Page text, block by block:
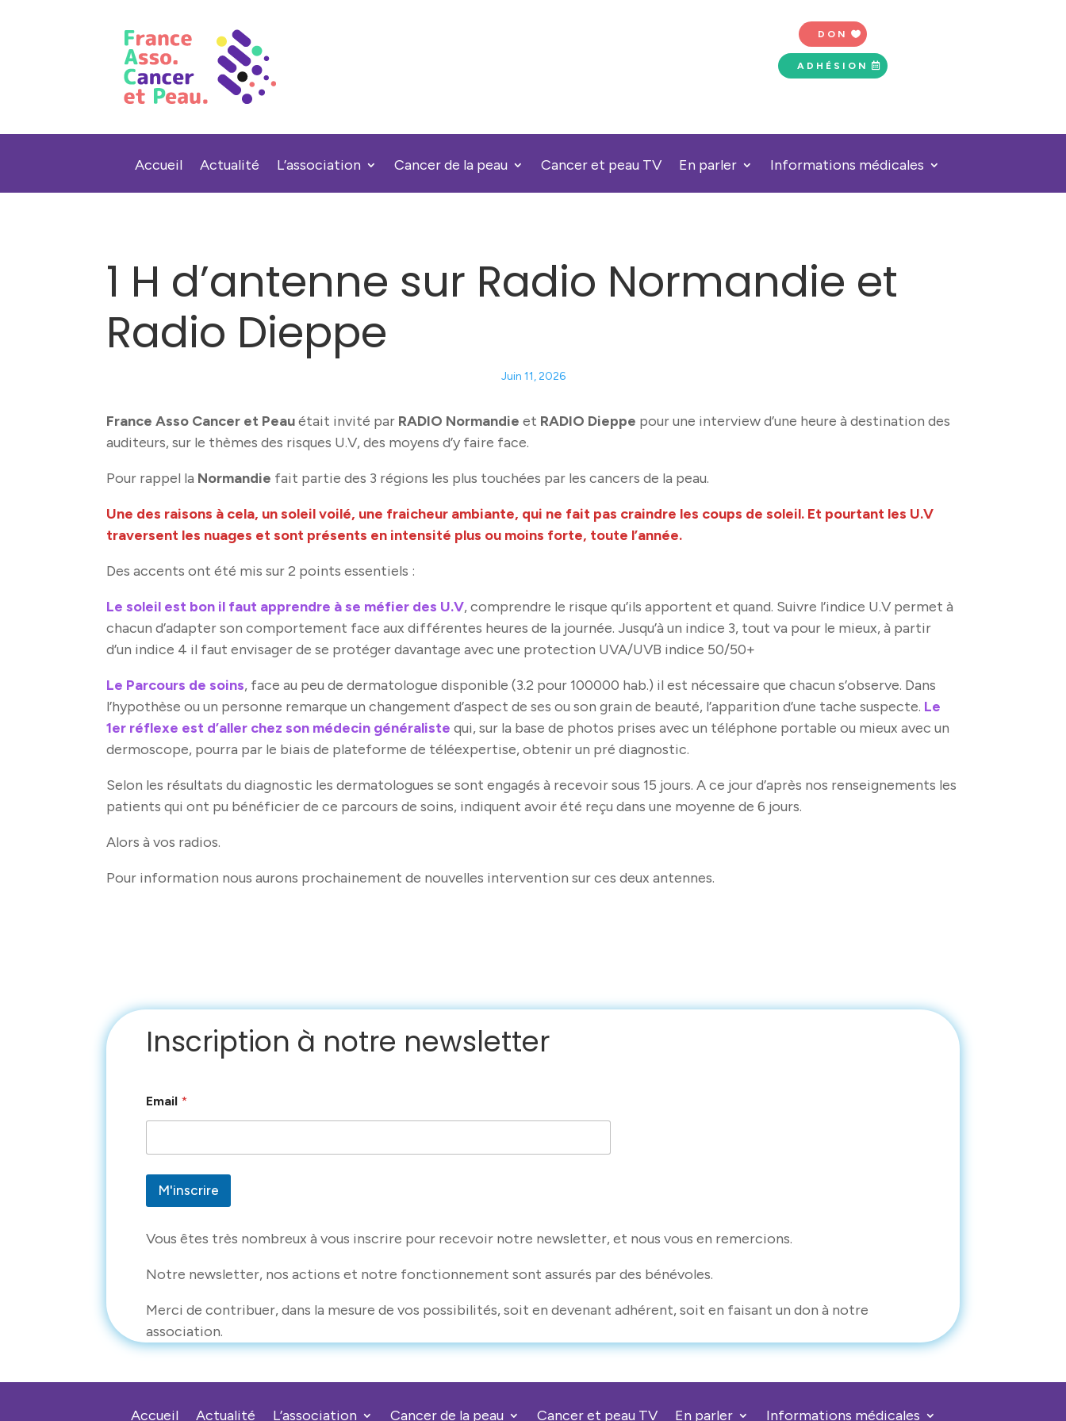
DON
ADHÉSION
Accueil Actualité L’association Cancer de la peau Cancer et peau TV En parler Informations médicales
1 H d’antenne sur Radio Normandie et
Radio Dieppe
Juin 11, 2026
France Asso Cancer et Peauétait invité par RADIO Normandie et RADIO Dieppe pour une interview d’une heure à destination des
auditeurs, sur le thèmes des risques U.V, des moyens d’y faire face.
Pour rappel la Normandie fait partie des 3 régions les plus touchées par les cancers de la peau.
Une des raisons à cela, un soleil voilé, une fraicheur ambiante, qui ne fait pas craindre les coups de soleil. Et pourtant les U.V
traversent les nuages et sont présents en intensité plus ou moins forte, toute l’année.
Des accents ont été mis sur 2 points essentiels :
Le soleil est bon il faut apprendre à se méfier des U.V, comprendre le risque qu’ils apportent et quand. Suivre l’indice U.V permet à
chacun d’adapter son comportement face aux différentes heures de la journée. Jusqu’à un indice 3, tout va pour le mieux, à partir
d’un indice 4 il faut envisager de se protéger davantage avec une protection UVA/UVB indice 50/50+
Le Parcours de soins, face au peu de dermatologue disponible (3.2 pour 100000 hab.) il est nécessaire que chacun s’observe. Dans
l’hypothèse ou un personne remarque un changement d’aspect de ses ou son grain de beauté, l’apparition d’une tache suspecte. Le
1er réflexe est d’aller chez son médecin généralistequi, sur la base de photos prises avec un téléphone portable ou mieux avec un
dermoscope, pourra par le biais de plateforme de téléexpertise, obtenir un pré diagnostic.
Selon les résultats du diagnostic les dermatologues se sont engagés à recevoir sous 15 jours. A ce jour d’après nos renseignements les
patients qui ont pu bénéficier de ce parcours de soins, indiquent avoir été reçu dans une moyenne de 6 jours.
Alors à vos radios.
Pour information nous aurons prochainement de nouvelles intervention sur ces deux antennes.
Inscription à notre newsletter
*
E
a
l
Email *
M'inscrire
Vous êtes très nombreux à vous inscrire pour recevoir notre newsletter, et nous vous en remercions.
Notre newsletter, nos actions et notre fonctionnement sont assurés par des bénévoles.
Merci de contribuer, dans la mesure de vos possibilités, soit en devenant adhérent, soit en faisant un don à notre
association.
Accueil Actualité L’association Cancer de la peau Cancer et peau TV En parler Informations médicales